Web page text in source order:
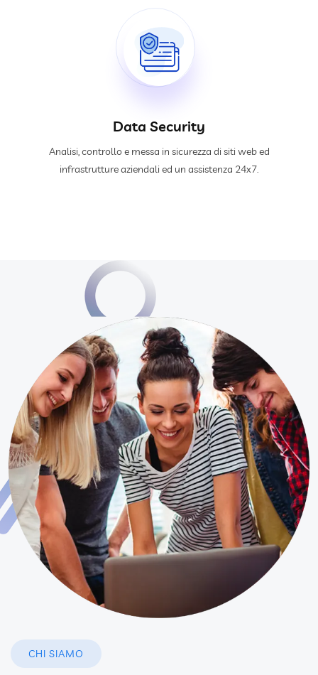
Data Security
Analisi, controllo e messa in sicurezza di siti web ed
infrastrutture aziendali ed un assistenza 24x7.
CHI SIAMO